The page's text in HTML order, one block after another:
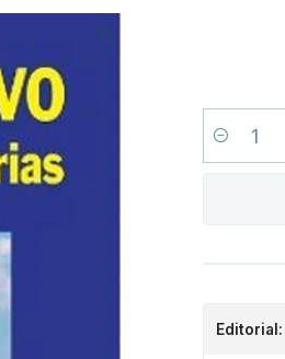
Cantidad
Editorial: